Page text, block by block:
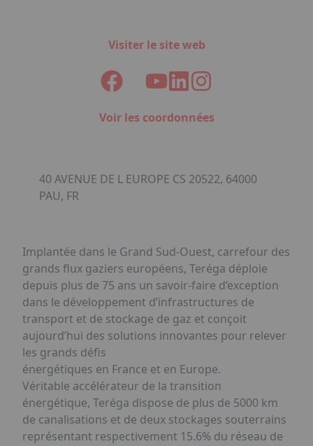
Visiter le site web
Voir les coordonnées
40 AVENUE DE L EUROPE CS 20522, 64000
PAU, FR
Implantée dans le Grand Sud-Ouest, carrefour des
grands flux gaziers européens, Teréga déploie
depuis plus de 75 ans un savoir-faire d’exception
dans le développement d’infrastructures de
transport et de stockage de gaz et conçoit
aujourd’hui des solutions innovantes pour relever
les grands défis
énergétiques en France et en Europe.
Véritable accélérateur de la transition
énergétique, Teréga dispose de plus de 5000 km
de canalisations et de deux stockages souterrains
représentant respectivement 15.6% du réseau de